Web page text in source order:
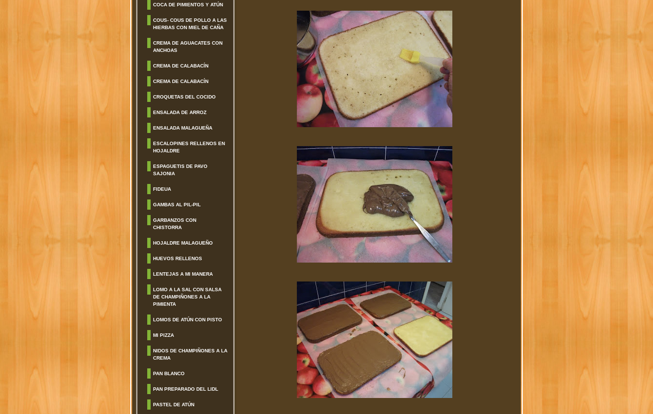
COCA DE PIMIENTOS Y ATÚN
COUS- COUS DE POLLO A LAS
HIERBAS CON MIEL DE CAÑA
CREMA DE AGUACATES CON
ANCHOAS
CREMA DE CALABACÍN
CREMA DE CALABACÍN
CROQUETAS DEL COCIDO
ENSALADA DE ARROZ
ENSALADA MALAGUEÑA
ESCALOPINES RELLENOS EN
HOJALDRE
ESPAGUETIS DE PAVO
SAJONIA
FIDEUA
GAMBAS AL PIL-PIL
GARBANZOS CON
CHISTORRA
HOJALDRE MALAGUEÑO
HUEVOS RELLENOS
LENTEJAS A MI MANERA
LOMO A LA SAL CON SALSA
DE CHAMPIÑONES A LA
PIMIENTA
LOMOS DE ATÚN CON PISTO
MI PIZZA
NIDOS DE CHAMPIÑONES A LA
CREMA
PAN BLANCO
PAN PREPARADO DEL LIDL
PASTEL DE ATÚN